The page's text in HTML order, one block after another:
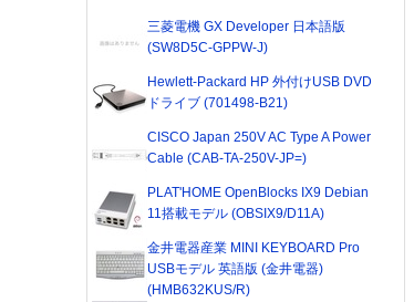
三菱電機 GX Developer 日本語版
(SW8D5C-GPPW-J)
Hewlett-Packard HP 外付けUSB DVD
ドライブ (701498-B21)
CISCO Japan 250V AC Type A Power
Cable (CAB-TA-250V-JP=)
PLAT'HOME OpenBlocks IX9 Debian
11搭載モデル (OBSIX9/D11A)
金井電器産業 MINI KEYBOARD Pro
USBモデル 英語版 (金井電器)
(HMB632KUS/R)